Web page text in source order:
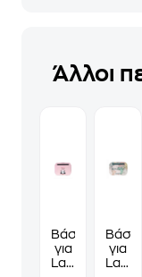
Άλλοι
Βάση
για
Laptop
Βάση
για